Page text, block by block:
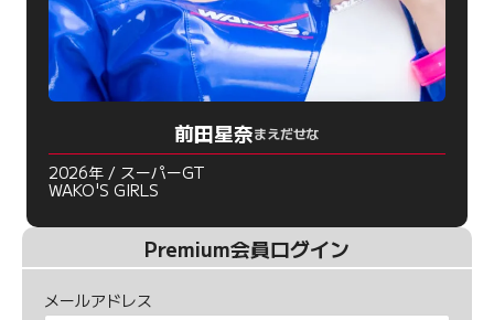
前田星奈まえだせな
2026年 / スーパーGT
WAKO'S GIRLS
Premium会員ログイン
メールアドレス